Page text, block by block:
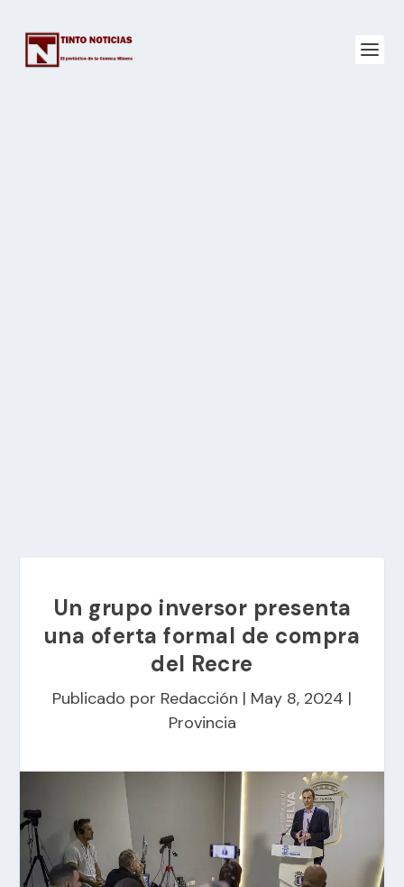
Un grupo inversor presenta
una oferta formal de compra
del Recre
Publicado por Redacción | May 8, 2024 |
Provincia